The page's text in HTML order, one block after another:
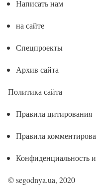
Написать нам
на сайте
Спецпроекты
Архив сайта
Политика сайта
Правила цитирования
Правила
Конфиденциальность
© segodnya.ua, 2020